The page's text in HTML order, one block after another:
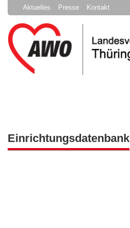
Aktuelles Presse Kontakt
Einrichtungsdatenbank